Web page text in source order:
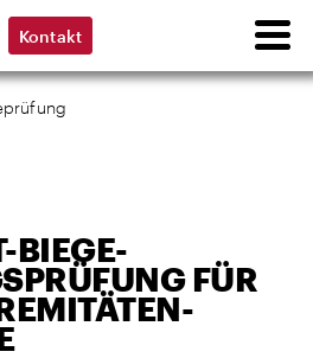
Kontakt
BIEGE-
FÜR